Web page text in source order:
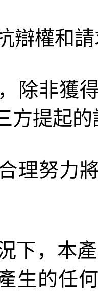
辯權和
除非獲
方提起
理努力
下，本
生的任